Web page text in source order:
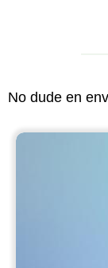
No dude en